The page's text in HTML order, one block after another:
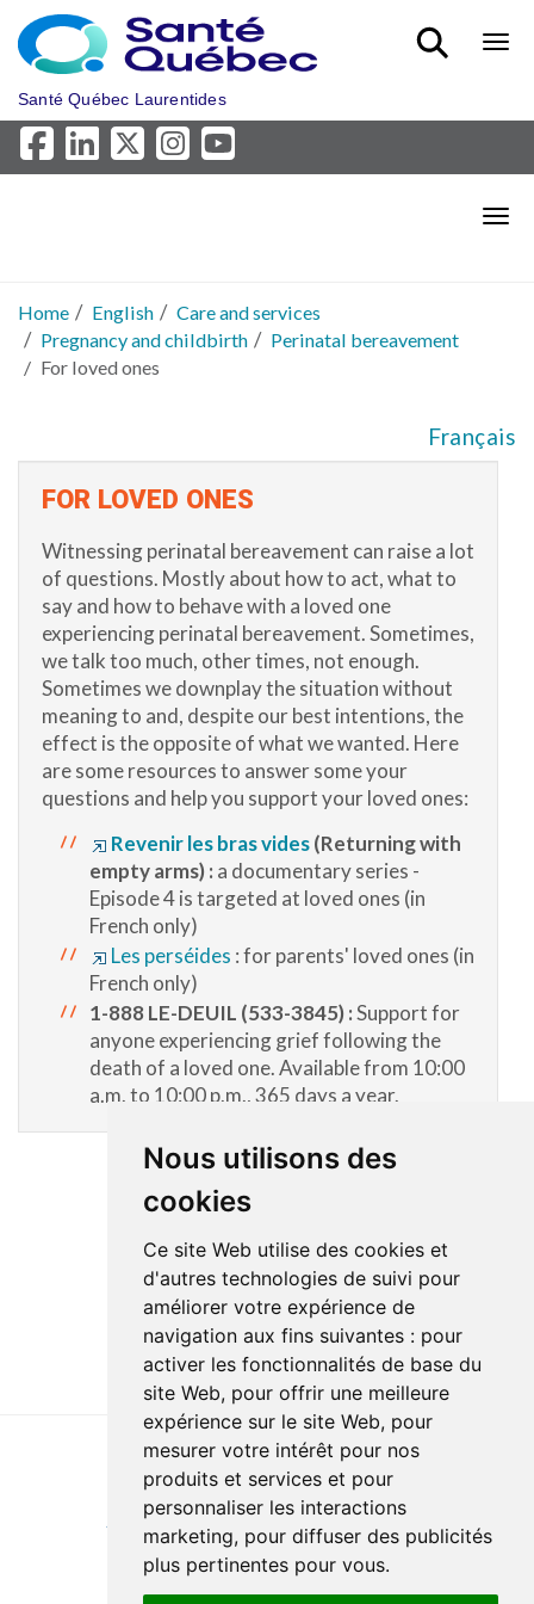
Nous utilisons des
cookies
Ce site Web utilise des cookies et
d'autres technologies de suivi pour
améliorer votre expérience de
navigation aux fins suivantes : pour
activer les fonctionnalités de base du
site Web, pour offrir une meilleure
expérience sur le site Web, pour
mesurer votre intérêt pour nos
produits et services et pour
personnaliser les interactions
marketing, pour diffuser des publicités
plus pertinentes pour vous.
Skip to main content
Santé Québec Laurentides
Home English
Care and services
Pregnancy and childbirth
Perinatal bereavement
For loved ones
Français
FOR LOVED ONES
Witnessing perinatal bereavement can raise a lot
of questions. Mostly about how to act, what to
say and how to behave with a loved one
experiencing perinatal bereavement. Sometimes,
we talk too much, other times, not enough.
Sometimes we downplay the situation without
meaning to and, despite our best intentions, the
effect is the opposite of what we wanted. Here
are some resources to answer some your
questions and help you support your loved ones:
Revenir les bras vides(Returning with
empty arms) : a documentary series -
Episode 4 is targeted at loved ones (in
French only)
Les perséides : for parents' loved ones (in
French only)
1-888 LE-DEUIL (533-3845) :Support for
anyone experiencing grief following the
death of a loved one. Available from 10:00
a.m. to 10:00 p.m., 365 days a year.
Last update : 2 April 2024
Accessibility
Website development